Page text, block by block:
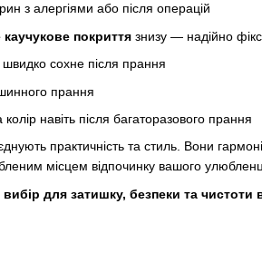
з алергіями або після операцій
каучукове покриття знизу — надійно
сохне після прання
прання
навіть після багаторазового прання
практичність та стиль. Вони
місцем відпочинку вашого
для затишку, безпеки та чистоти